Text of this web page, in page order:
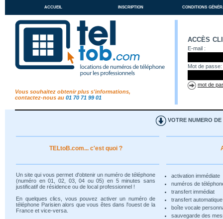
accueil inscription conditions
Vous souhaitez obtenir plus s'informations,
contactez-nous au 01 70 71 99 01
accès
E-mail :
Mot de passe:
mot de
VOTRE NUMERO DE
TELtoB.com... c'est quoi ?
Un site qui vous permet d'obtenir un numéro de téléphone
(numéro en 01, 02, 03, 04 ou 05) en 5 minutes sans
justificatif de résidence ou de local professionnel !
En quelques clics, vous pouvez activer un numéro de
téléphone Parisien alors que vous êtes dans l'ouest de la
France et vice-versa.
activation immédiate
numéros de
transfert immédiat
transfert
boîte vocale
sauvegarde des